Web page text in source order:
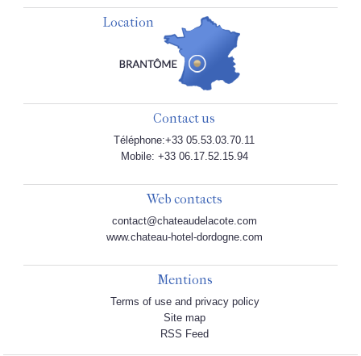
Location
Contact us
Téléphone:+33 05.53.03.70.11
Mobile: +33 06.17.52.15.94
Web contacts
contact@chateaudelacote.com
www.chateau-hotel-dordogne.com
Mentions
Terms of use and privacy policy
Site map
RSS Feed